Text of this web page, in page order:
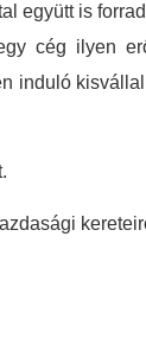
együtt is
cég ilyen
induló